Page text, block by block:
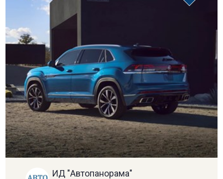
ИД "Автопанорама"